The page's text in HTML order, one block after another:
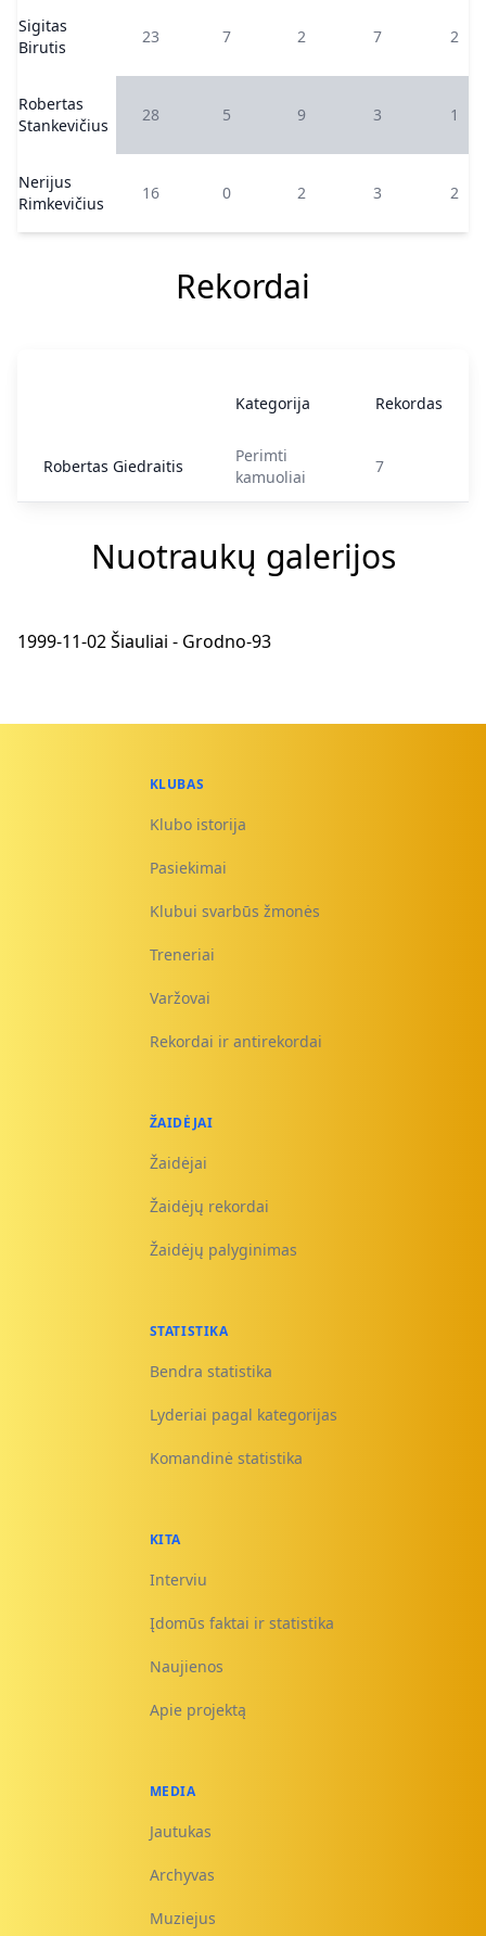
Sigitas
Birutis
23 7 2 7 2
Robertas
Stankevičius
28 5 9 3 1
Nerijus
Rimkevičius
16 0 2 3 2
Rekordai
Kategorija Rekordas
Robertas Giedraitis
Perimti
kamuoliai
7
Nuotraukų galerijos
1999-11-02 Šiauliai - Grodno-93
KLUBAS
Klubo istorija
Pasiekimai
Klubui svarbūs žmonės
Treneriai
Varžovai
Rekordai ir antirekordai
ŽAIDĖJAI
Žaidėjai
Žaidėjų rekordai
Žaidėjų palyginimas
STATISTIKA
Bendra statistika
Lyderiai pagal kategorijas
Komandinė statistika
KITA
Interviu
Įdomūs faktai ir statistika
Naujienos
Apie projektą
MEDIA
Jautukas
Archyvas
Muziejus